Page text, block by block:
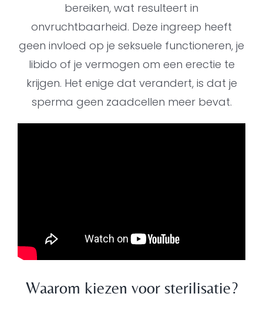
bereiken, wat resulteert in
onvruchtbaarheid. Deze ingreep heeft
geen invloed op je seksuele functioneren, je
libido of je vermogen om een erectie te
krijgen. Het enige dat verandert, is dat je
sperma geen zaadcellen meer bevat.
Waarom kiezen voor sterilisatie?